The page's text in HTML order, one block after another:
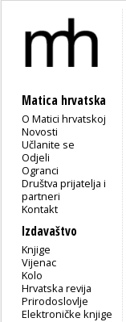
Matica hrvatska
O Matici hrvatskoj
Novosti
Učlanite se
Odjeli
Ogranci
Društva prijatelja i
partneri
Kontakt
Izdavaštvo
Knjige
Vijenac
Kolo
Hrvatska revija
Prirodoslovlje
Elektroničke knjige